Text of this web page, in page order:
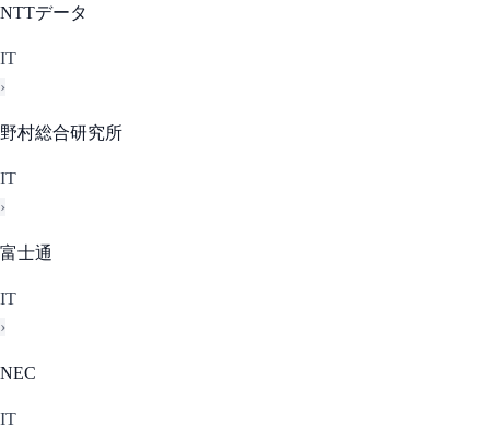
NTTデータ
IT
›
野村総合研究所
IT
›
富士通
IT
›
NEC
IT